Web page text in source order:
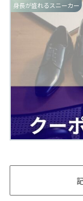
身長が盛れるスニーカー